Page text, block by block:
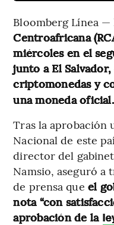
Bloomberg Línea —
Centroafricana
miércoles en el
junto a El
criptomonedas y
una moneda oficial.
Tras la aprobación
Nacional de este
director del
Namsio, aseguró a
de prensa que el
nota “con
aprobación de la